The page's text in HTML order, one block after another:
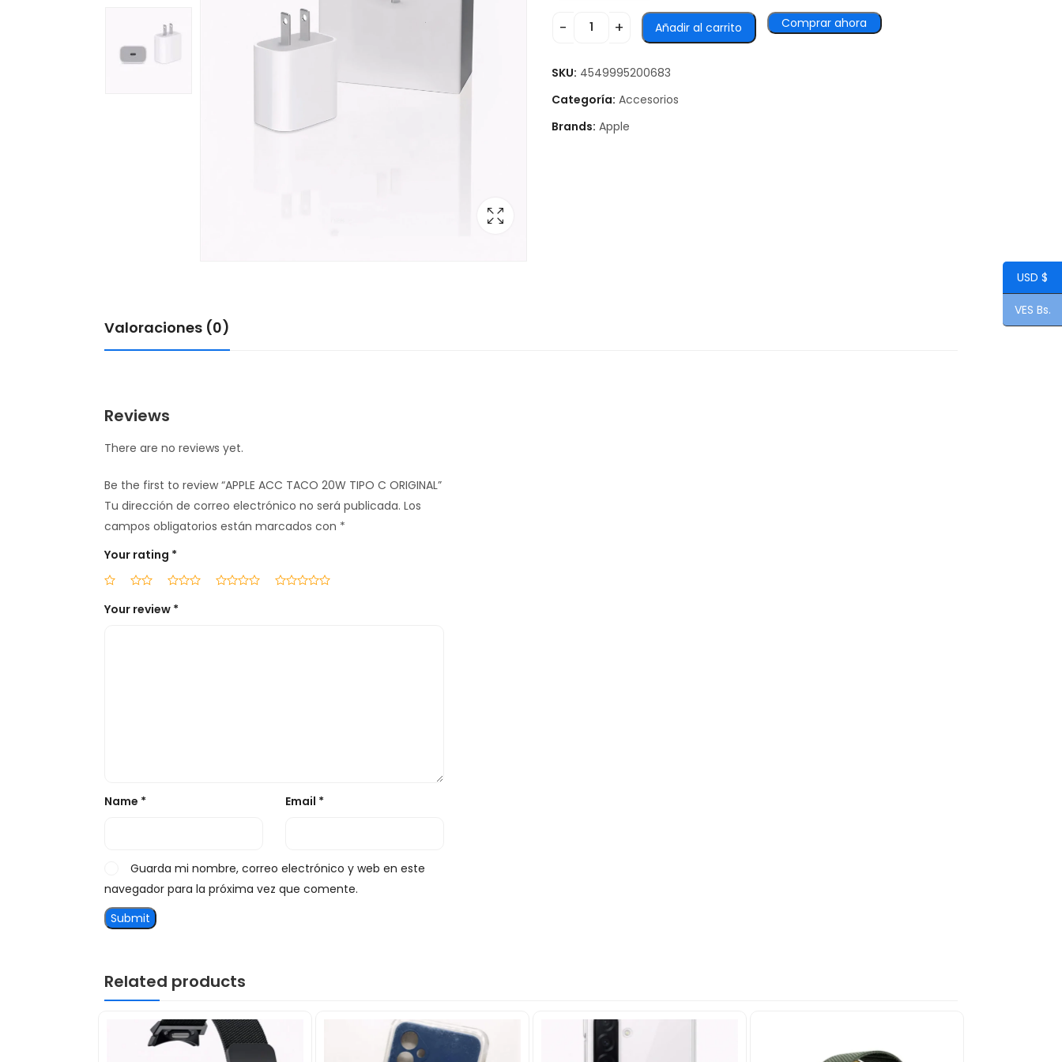
Añadir al carrito Comprar ahora
SKU: 4549995200683
Categoría: Accesorios
Brands: Apple
Valoraciones (0)
Reviews
There are no reviews yet.
Be the first to review “APPLE ACC TACO 20W TIPO C ORIGINAL”
Tu dirección de correo electrónico no será publicada. Los
campos obligatorios están marcados con *
Your rating *
Your review *
Name * Email *
Guarda mi nombre, correo electrónico y web en este
navegador para la próxima vez que comente.
Related products
USD $
VES Bs.